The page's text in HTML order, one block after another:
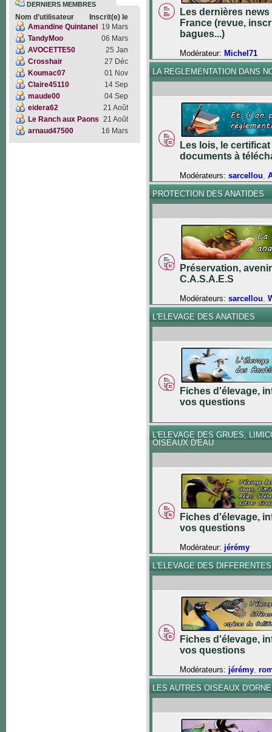
DERNIERS MEMBRES
Nom d’utilisateur
Inscrit(e) le
Amandine Quintanel
19 Mars
TandyMoo
06 Mars
AVOCETTE50
25 Jan
Crosshair
27 Déc
Koumac07
01 Nov
Claire45110
14 Sep
maude00
04 Sep
eidera62
21 Août
Le Ranch aux Paons 21 Août
arnaud47500
16 Mars
Les dernières
France (revue,
bagues...)
Modérateur: Michel71
LA REGLEMENTATION DANS
Les lois, le
documents à
Modérateurs: sarcellou,
PROTECTION DES ANATIDES
Préservation,
C.A.S.A.E.S
Modérateurs: sarcellou,
L'ELEVAGE DES ANATIDES
Fiches d'élevage,
vos questions
L'ELEVAGE DES GRUES,
OISEAUX D'EAU
Fiches d'élevage,
vos questions
Modérateur: jérémy
L'ELEVAGE DES
Fiches d'élevage,
vos questions
Modérateurs: jérémy,
LES AUTRES OISEAUX